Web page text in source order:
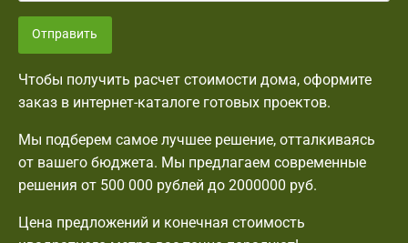
Отправить
Чтобы получить расчет стоимости дома, оформите
заказ в интернет-каталоге готовых проектов.
Мы подберем самое лучшее решение, отталкиваясь
от вашего бюджета. Мы предлагаем современные
решения от 500 000 рублей до 2000000 руб.
Цена предложений и конечная стоимость